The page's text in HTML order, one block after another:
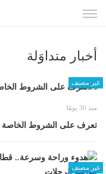
الى
أخبار متداوَلة
غير مصنف
منذ 30 يومًا
تعرف على الشروط الخاصة
غير مصنف